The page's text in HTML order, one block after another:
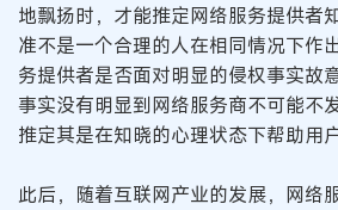
地飘扬时，才能推定网络服务提供者
准不是一个合理的人在相同情况下作
务提供者是否面对明显的侵权事实故
事实没有明显到网络服务商不可能不
推定其是在知晓的心理状态下帮助用
此后，随着互联网产业的发展，网络